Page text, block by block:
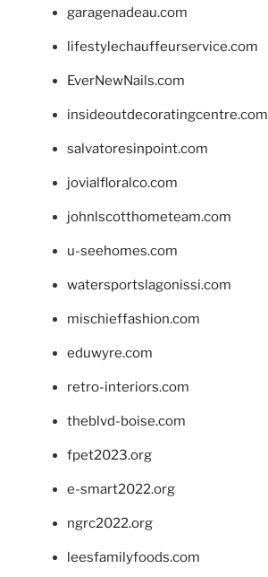
garagenadeau.com
lifestylechauffeurservice.com
EverNewNails.com
insideoutdecoratingcentre.com
salvatoresinpoint.com
jovialfloralco.com
johnlscotthometeam.com
u-seehomes.com
watersportslagonissi.com
mischieffashion.com
eduwyre.com
retro-interiors.com
theblvd-boise.com
fpet2023.org
e-smart2022.org
ngrc2022.org
leesfamilyfoods.com